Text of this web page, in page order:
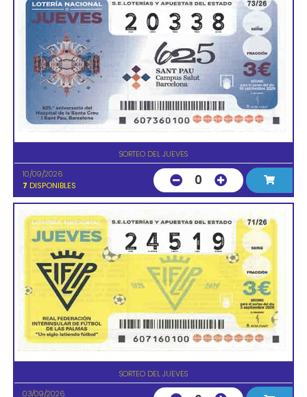
SORTEO DEL JUEVES
10/09/2026
7 DISPONIBLES 0
SORTEO DEL JUEVES
03/09/2026